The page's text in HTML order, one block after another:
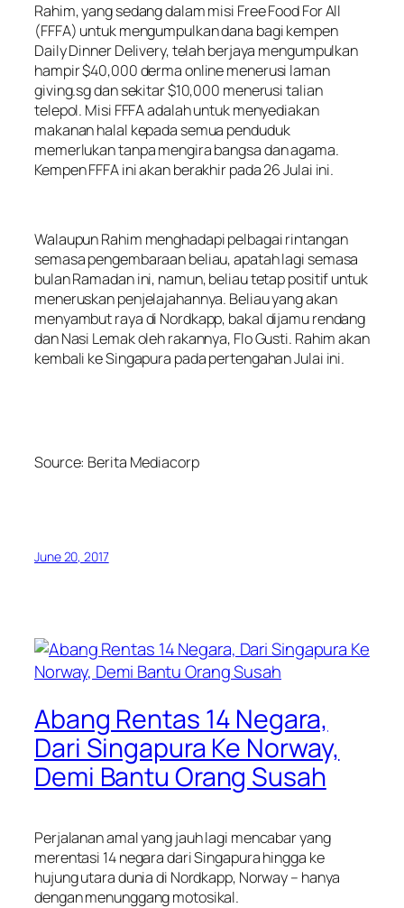
Rahim, yang sedang dalam misi Free Food For All
(FFFA) untuk mengumpulkan dana bagi kempen
Daily Dinner Delivery, telah berjaya mengumpulkan
hampir $40,000 derma online menerusi laman
giving.sg dan sekitar $10,000 menerusi talian
telepol. Misi FFFA adalah untuk menyediakan
makanan halal kepada semua penduduk
memerlukan tanpa mengira bangsa dan agama.
Kempen FFFA ini akan berakhir pada 26 Julai ini.
Walaupun Rahim menghadapi pelbagai rintangan
semasa pengembaraan beliau, apatah lagi semasa
bulan Ramadan ini, namun, beliau tetap positif untuk
meneruskan penjelajahannya. Beliau yang akan
menyambut raya di Nordkapp, bakal dijamu rendang
dan Nasi Lemak oleh rakannya, Flo Gusti. Rahim akan
kembali ke Singapura pada pertengahan Julai ini.
Source: Berita Mediacorp
June 20, 2017
Abang Rentas 14 Negara,
Dari Singapura Ke Norway,
Demi Bantu Orang Susah
Perjalanan amal yang jauh lagi mencabar yang
merentasi 14 negara dari Singapura hingga ke
hujung utara dunia di Nordkapp, Norway – hanya
dengan menunggang motosikal.